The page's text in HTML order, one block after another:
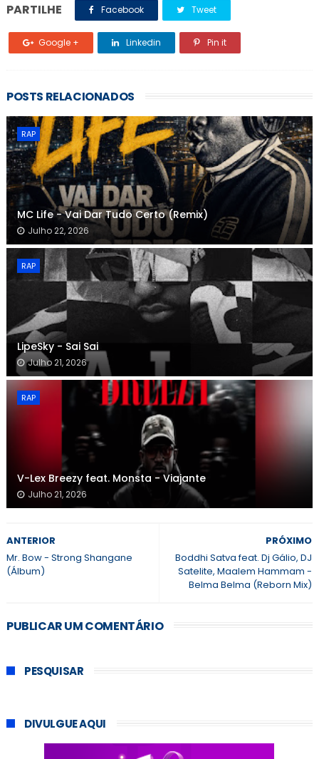
PARTILHE Facebook Tweet
Google + Linkedin Pin it
POSTS RELACIONADOS
RAP
MC Life - Vai Dar Tudo Certo (Remix)
Julho 22, 2026
RAP
LipeSky - Sai Sai
Julho 21, 2026
RAP
V-Lex Breezy feat. Monsta - Viajante
Julho 21, 2026
PRÓXIMO
Boddhi Satva feat. Dj Gálio, DJ
Satelite, Maalem Hammam -
Belma Belma (Reborn Mix)
ANTERIOR
Mr. Bow - Strong Shangane
(Álbum)
PUBLICAR UM COMENTÁRIO
PESQUISAR
DIVULGUE AQUI